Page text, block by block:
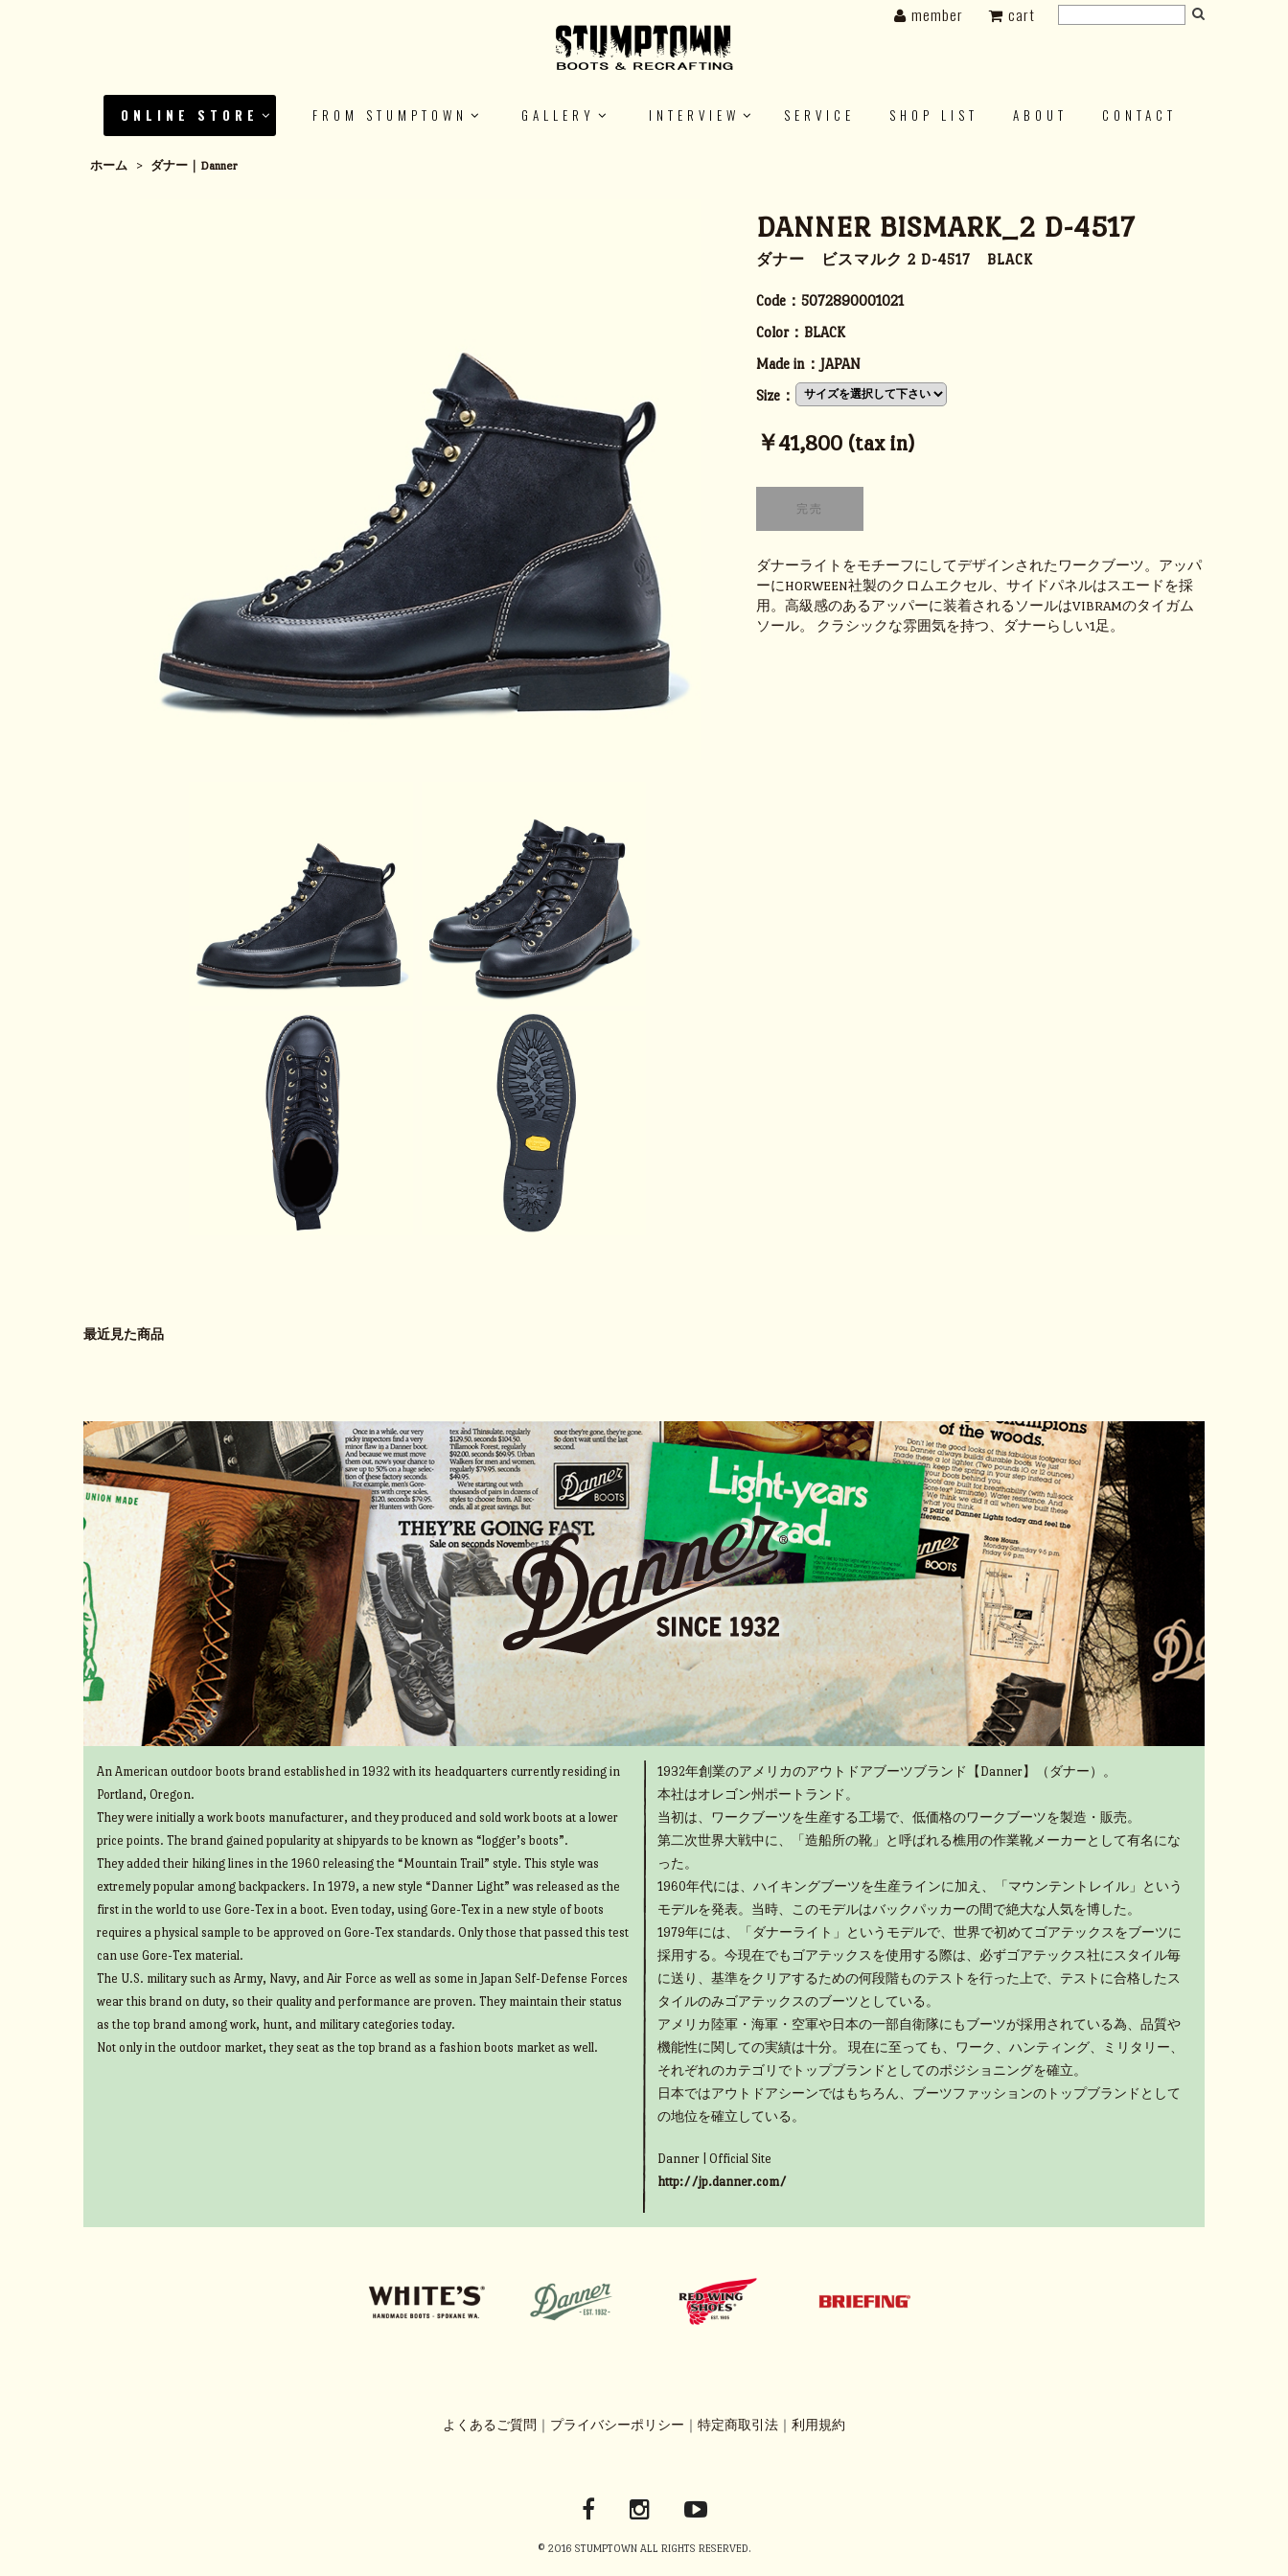
ONLINE STORE FROM STUMPTOWN GALLERY INTERVIEW SERVICE SHOP LIST ABOUT CONTACT
member cart
ホーム > ダナー｜Danner
DANNER BISMARK_2 D-4517
ダナー ビスマルク 2 D-4517 BLACK
Code： 5072890001021
Color： BLACK
Made in： JAPAN
Size：
￥41,800 (tax in)
ダナーライトをモチーフにしてデザインされたワークブーツ。アッパ
ーにHORWEEN社製のクロムエクセル、サイドパネルはスエードを採
用。高級感のあるアッパーに装着されるソールはVIBRAMのタイガム
ソール。 クラシックな雰囲気を持つ、ダナーらしい1足。
最近見た商品
An American outdoor boots brand established in 1932 with its headquarters currently residing in
Portland, Oregon.
They were initially a work boots manufacturer, and they produced and sold work boots at a lower
price points. The brand gained popularity at shipyards to be known as “logger’s boots”.
They added their hiking lines in the 1960 releasing the “Mountain Trail” style. This style was
extremely popular among backpackers. In 1979, a new style “Danner Light” was released as the
first in the world to use Gore-Tex in a boot. Even today, using Gore-Tex in a new style of boots
requires a physical sample to be approved on Gore-Tex standards. Only those that passed this test
can use Gore-Tex material.
The U.S. military such as Army, Navy, and Air Force as well as some in Japan Self-Defense Forces
wear this brand on duty, so their quality and performance are proven. They maintain their status
as the top brand among work, hunt, and military categories today.
Not only in the outdoor market, they seat as the top brand as a fashion boots market as well.
1932年創業のアメリカのアウトドアブーツブランド【Danner】（ダナー）。
本社はオレゴン州ポートランド。
当初は、ワークブーツを生産する工場で、低価格のワークブーツを製造・販売。
第二次世界大戦中に、「造船所の靴」と呼ばれる樵用の作業靴メーカーとして有名にな
った。
1960年代には、ハイキングブーツを生産ラインに加え、「マウンテントレイル」という
モデルを発表。当時、このモデルはバックパッカーの間で絶大な人気を博した。
1979年には、「ダナーライト」というモデルで、世界で初めてゴアテックスをブーツに
採用する。今現在でもゴアテックスを使用する際は、必ずゴアテックス社にスタイル毎
に送り、基準をクリアするための何段階ものテストを行った上で、テストに合格したス
タイルのみゴアテックスのブーツとしている。
アメリカ陸軍・海軍・空軍や日本の一部自衛隊にもブーツが採用されている為、品質や
機能性に関しての実績は十分。 現在に至っても、ワーク、ハンティング、ミリタリー、
それぞれのカテゴリでトップブランドとしてのポジショニングを確立。
日本ではアウトドアシーンではもちろん、ブーツファッションのトップブランドとして
の地位を確立している。
Danner | Official Site
http://jp.danner.com/
よくあるご質問 プライバシーポリシー 特定商取引法 利用規約
© 2016 STUMPTOWN ALL RIGHTS RESERVED.